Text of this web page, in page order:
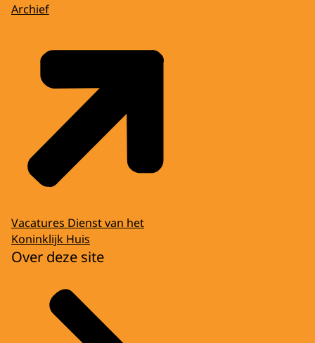
Archief
Vacatures Dienst van het
Koninklijk Huis
Over deze site